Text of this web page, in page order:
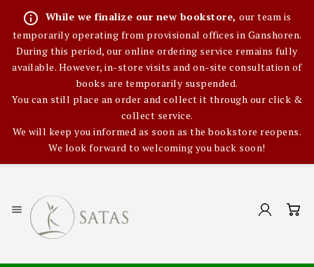
info_outline While we finalize our new bookstore,our team is
temporarily operating from provisional offices in Ganshoren.
During this period, our online ordering service remains fully
available. However, in-store visits and on-site consultation of
books are temporarily suspended.
You can still place an order and collect it through our click &
collect service.
We will keep you informed as soon as the bookstore reopens.
We look forward to welcoming you back soon!
